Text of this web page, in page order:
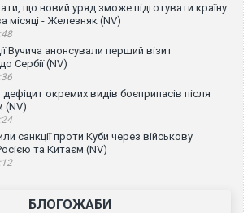
що новий уряд зможе підготувати країну
місяці - Железняк (NV)
Вучича анонсували перший візит
Сербії (NV)
окремих видів боєприпасів після
(NV)
санкції проти Куби через військову
та Китаєм (NV)
БЛОГОЖАБИ